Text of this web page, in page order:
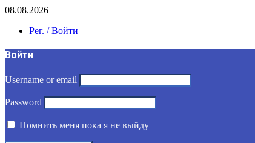
08.08.2026
Рег. / Войти
Войти
Username or email
Password
Помнить меня пока я не выйду